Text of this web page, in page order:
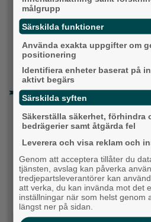
Fastighetsägarna vill ha
Hyresgästföreningen
Ny pastor i
Då börjar tågen rulla
Senaste
Alingsås
målgrupp
Särskilda funktioner
Använda exakta uppgifter om
positionering
Identifiera enheter baserat på
aktivt begärs
Särskilda syften
Säkerställa säkerhet, förhindra
bedrägerier samt åtgärda fel
Leverera och visa reklam och
Genom att acceptera tillåter du
tjänsten, avslag kan påverka
tredjepartsleverantörer kan
att verka, du kan invända mot det
inställningar när som helst genom
längst ner på sidan.